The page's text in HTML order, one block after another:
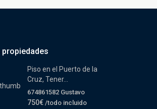
propiedades
Piso en el Puerto de la
Cruz, Tener...
674861582 Gustavo
750€ /todo incluido